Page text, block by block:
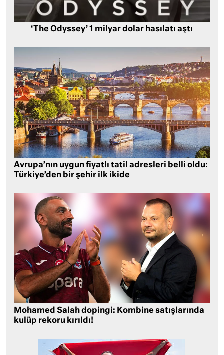
‘The Odyssey’ 1 milyar dolar hasılatı aştı
Avrupa’nın uygun fiyatlı tatil adresleri belli oldu:
Türkiye’den bir şehir ilk ikide
Mohamed Salah dopingi: Kombine satışlarında
kulüp rekoru kırıldı!